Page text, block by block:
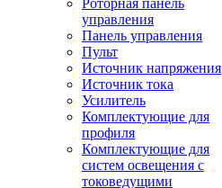
Роторная панель
управления
Панель управления
Пульт
Источник напряжения
Источник тока
Усилитель
Комплектующие для
профиля
Комплектующие для
систем освещения с
токоведущими